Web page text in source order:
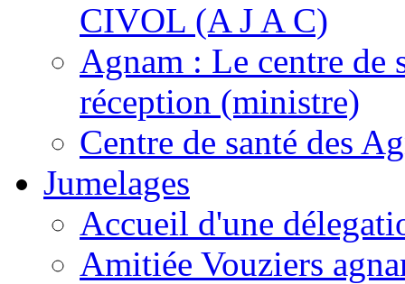
CIVOL (A J A C)
Agnam : Le centre de
réception (ministre)
Centre de santé des
Jumelages
Accueil d'une
Amitiée Vouziers